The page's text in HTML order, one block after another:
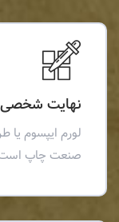
نهایت
لورم ایپسوم یا
صنعت چاپ